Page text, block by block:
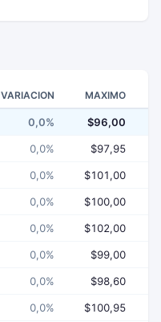
VARIACION MAXIMO
0,0% $96,00
0,0% $97,95
0,0% $101,00
0,0% $100,00
0,0% $102,00
0,0% $99,00
0,0% $98,60
0,0% $100,95